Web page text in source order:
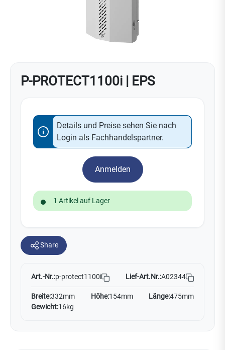
P-PROTECT1100i | EPS
Details und Preise sehen Sie nach
Login als Fachhandelspartner.
Anmelden
1 Artikel auf Lager
Share
Art.-Nr.:p-protect1100i Lief-Art.Nr.:A02344
Breite:332mm Höhe:154mm Länge:475mm
Gewicht:16kg